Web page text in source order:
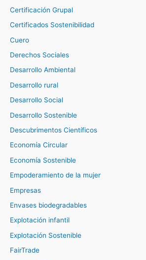
Certificación Grupal
Certificados Sostenibilidad
Cuero
Derechos Sociales
Desarrollo Ambiental
Desarrollo rural
Desarrollo Social
Desarrollo Sostenible
Descubrimentos Científicos
Economía Circular
Economía Sostenible
Empoderamiento de la mujer
Empresas
Envases biodegradables
Explotación infantil
Explotación Sostenible
FairTrade